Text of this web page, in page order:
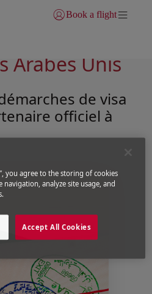
accueil
Se connecter | S’inscrire)
Book a flight
Arabes Unis
de visa
officiel à
you agree to the storing of cookies
analyze site usage, and
Accept All Cookies